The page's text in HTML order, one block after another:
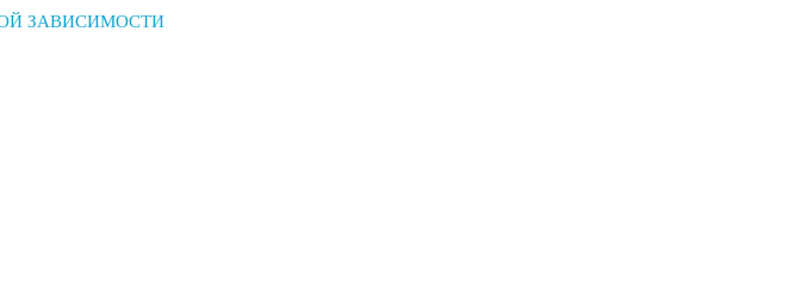
ЗАВИСИМОСТИ